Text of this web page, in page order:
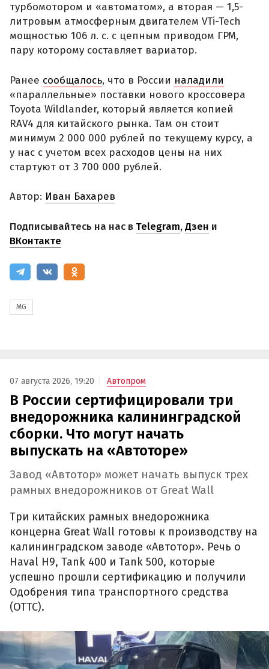
турбомотором и «автоматом», а вторая — 1,5-
литровым атмосферным двигателем VTi-Tech
мощностью 106 л. с. с цепным приводом ГРМ,
пару которому составляет вариатор.
Ранее сообщалось, что в России наладили
«параллельные» поставки нового кроссовера
Toyota Wildlander, который является копией
RAV4 для китайского рынка. Там он стоит
минимум 2 000 000 рублей по текущему курсу, а
у нас с учетом всех расходов цены на них
стартуют от 3 700 000 рублей.
Автор: Иван Бахарев
Подписывайтесь на нас в Telegram,Дзен и
ВКонтакте
MG
07 августа 2026, 19:20 Автопром
В России сертифицировали три
внедорожника калининградской
сборки. Что могут начать
выпускать на «Автоторе»
Завод «Автотор» может начать выпуск трех
рамных внедорожников от Great Wall
Три китайских рамных внедорожника
концерна Great Wall готовы к производству на
калининградском заводе «Автотор». Речь о
Haval H9, Tank 400 и Tank 500, которые
успешно прошли сертификацию и получили
Одобрения типа транспортного средства
(ОТТС).